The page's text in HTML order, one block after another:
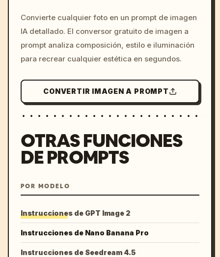
c, cyberpunk sunset, neon
colors, 8k --v 6.0
Convierte cualquier foto en un prompt de imagen
IA detallado. El conversor gratuito de imagen a
prompt analiza composición, estilo e iluminación
para recrear cualquier estética en segundos.
CONVERTIR IMAGEN A PROMPT
OTRAS FUNCIONES
DE PROMPTS
POR MODELO
Instrucciones de GPT Image 2
Instrucciones de Nano Banana Pro
Instrucciones de Seedream 4.5